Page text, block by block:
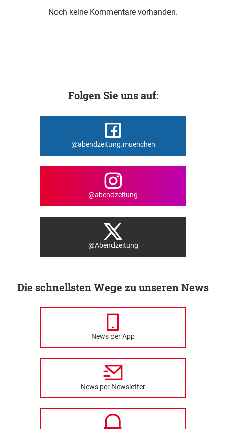
Noch keine Kommentare vorhanden.
Folgen Sie uns auf:
@abendzeitung.muenchen
@abendzeitung
@Abendzeitung
Die schnellsten Wege zu unseren News
News per App
News per Newsletter